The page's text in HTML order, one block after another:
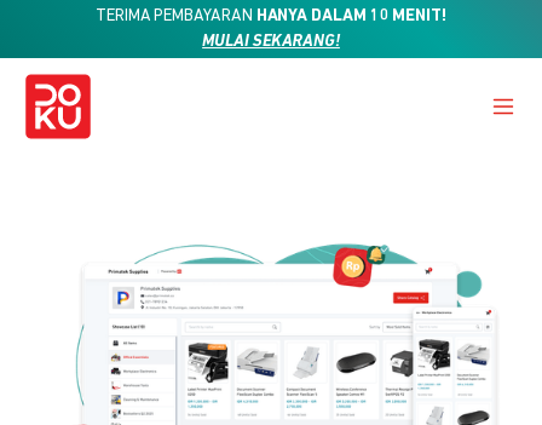
TERIMA PEMBAYARAN HANYA DALAM 10 MENIT!
MULAI SEKARANG!